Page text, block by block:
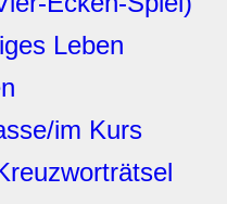
Leben
im Kurs